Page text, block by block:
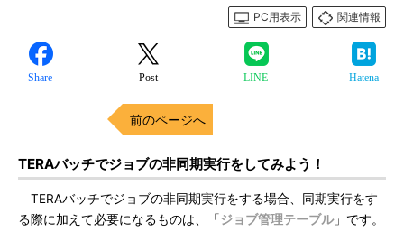
PC用表示
関連情報
Share Post LINE Hatena
前のページへ
TERAバッチでジョブの非同期実行をしてみよう！
TERAバッチでジョブの非同期実行をする場合、同期実行をす
る際に加えて必要になるものは、「 ジョブ管理テーブル」です。